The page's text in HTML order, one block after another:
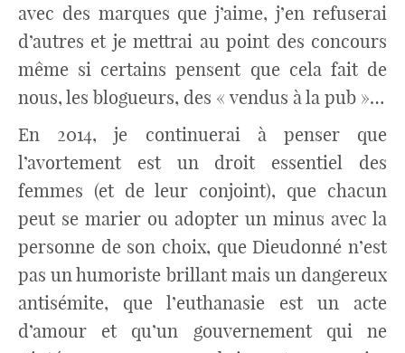
avec des marques que j’aime, j’en refuserai
d’autres et je mettrai au point des concours
même si certains pensent que cela fait de
nous, les blogueurs, des « vendus à la pub »…
En 2014, je continuerai à penser que
l’avortement est un droit essentiel des
femmes (et de leur conjoint), que chacun
peut se marier ou adopter un minus avec la
personne de son choix, que Dieudonné n’est
pas un humoriste brillant mais un dangereux
antisémite, que l’euthanasie est un acte
d’amour et qu’un gouvernement qui ne